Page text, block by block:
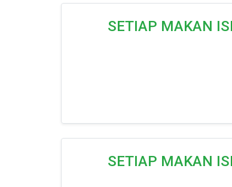
SETIAP MAKAN
SETIAP MAKAN